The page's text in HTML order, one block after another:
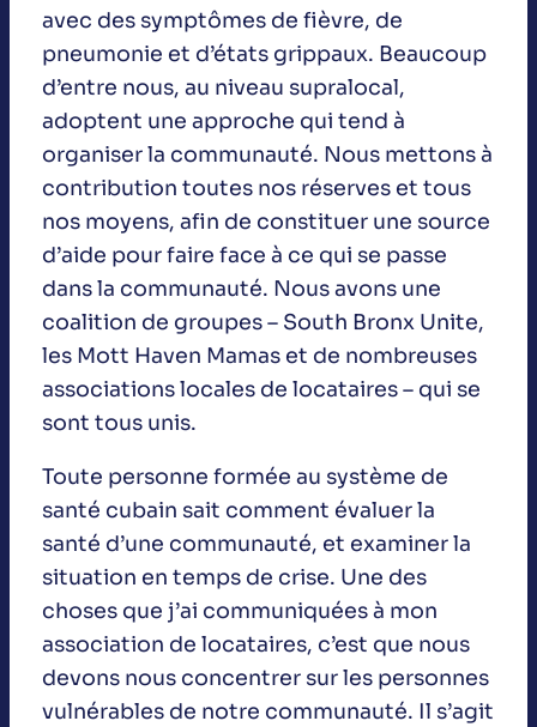
avec des symptômes de fièvre, de
pneumonie et d’états grippaux. Beaucoup
d’entre nous, au niveau supralocal,
adoptent une approche qui tend à
organiser la communauté. Nous mettons à
contribution toutes nos réserves et tous
nos moyens, afin de constituer une source
d’aide pour faire face à ce qui se passe
dans la communauté. Nous avons une
coalition de groupes – South Bronx Unite,
les Mott Haven Mamas et de nombreuses
associations locales de locataires – qui se
sont tous unis.
Toute personne formée au système de
santé cubain sait comment évaluer la
santé d’une communauté, et examiner la
situation en temps de crise. Une des
choses que j’ai communiquées à mon
association de locataires, c’est que nous
devons nous concentrer sur les personnes
vulnérables de notre communauté. Il s’agit